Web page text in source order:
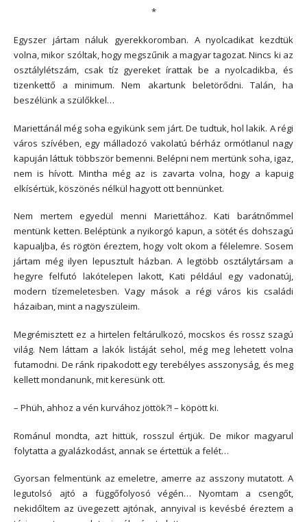
*
Egyszer jártam náluk gyerekkoromban. A nyolcadikat kezdtük
volna, mikor szóltak, hogy megszűnik a magyar tagozat. Nincs ki az
osztálylétszám, csak tíz gyereket írattak be a nyolcadikba, és
tizenkettő a minimum. Nem akartunk beletörődni. Talán, ha
beszélünk a szülőkkel…
Mariettánál még soha egyikünk sem járt. De tudtuk, hol lakik. A régi
város szívében, egy málladozó vakolatú bérház ormótlanul nagy
kapuján láttuk többször bemenni. Belépni nem mertünk soha, igaz,
nem is hívott. Mintha még az is zavarta volna, hogy a kapuig
elkísértük, köszönés nélkül hagyott ott bennünket.
Nem mertem egyedül menni Mariettához. Kati barátnőmmel
mentünk ketten. Beléptünk a nyikorgó kapun, a sötét és dohszagú
kapualjba, és rögtön éreztem, hogy volt okom a félelemre. Sosem
jártam még ilyen lepusztult házban. A legtöbb osztálytársam a
hegyre felfutó lakótelepen lakott, Kati például egy vadonatúj,
modern tízemeletesben. Vagy mások a régi város kis családi
házaiban, mint a nagyszüleim.
Megrémisztett ez a hirtelen feltárulkozó, mocskos és rossz szagú
világ. Nem láttam a lakók listáját sehol, még meg lehetett volna
futamodni. De ránk ripakodott egy terebélyes asszonyság, és meg
kellett mondanunk, mit keresünk ott.
– Phüh, ahhoz a vén kurvához jöttök?! – köpött ki.
Románul mondta, azt hittük, rosszul értjük. De mikor magyarul
folytatta a gyalázkodást, annak se értettük a felét…
Gyorsan felmentünk az emeletre, amerre az asszony mutatott. A
legutolsó ajtó a függőfolyosó végén… Nyomtam a csengőt,
nekidőltem az üvegezett ajtónak, annyival is kevésbé éreztem a